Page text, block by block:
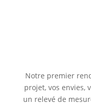
Notre premier
projet, vos envies,
un relevé de